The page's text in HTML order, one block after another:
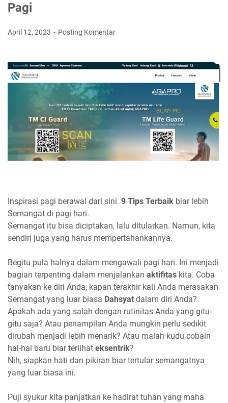
Pagi
April 12, 2023 Posting Komentar
Inspirasi pagi berawal dari sini. 9 Tips Terbaik biar lebih
Semangat di pagi hari.
Semangat itu bisa diciptakan, lalu ditularkan. Namun, kita
sendiri juga yang harus mempertahankannya.
Begitu pula halnya dalam mengawali pagi hari. Ini menjadi
bagian terpenting dalam menjalankan aktifitas kita. Coba
tanyakan ke diri Anda, kapan terakhir kali Anda merasakan
Semangat yang luar biasa Dahsyat dalam diri Anda?
Apakah ada yang salah dengan rutinitas Anda yang gitu-
gitu saja? Atau penampilan Anda mungkin perlu sedikit
dirubah menjadi lebih menarik? Atau malah kudu cobain
hal-hal baru biar terlihat eksentrik?
Nih, siapkan hati dan pikiran biar tertular semangatnya
yang luar biasa ini.
Puji syukur kita panjatkan ke hadirat tuhan yang maha